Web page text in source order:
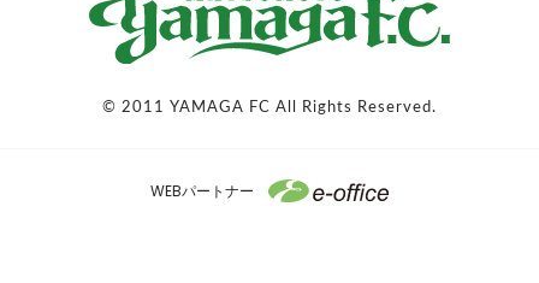
© 2011 YAMAGA FC All Rights Reserved.
WEBパートナー